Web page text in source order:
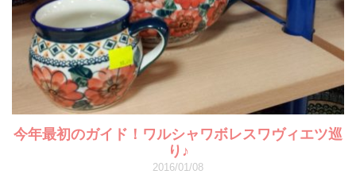
今年最初のガイド！ワルシャワボレスワヴィエツ巡
り♪
2016/01/08